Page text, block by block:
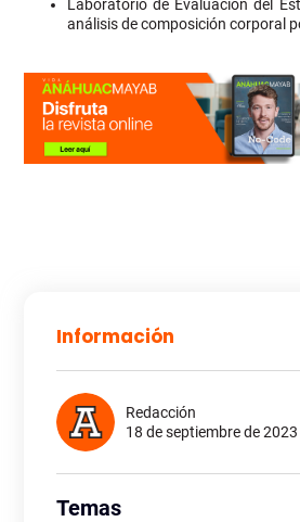
Laboratorio de Evaluación del
análisis de composición corporal
Información
Redacción
18 de septiembre de 2023
Temas